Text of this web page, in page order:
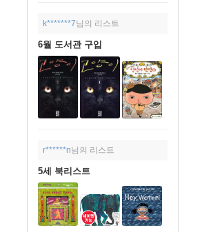
k*******7님의 리스트
6월 도서관 구입
r******n님의 리스트
5세 북리스트